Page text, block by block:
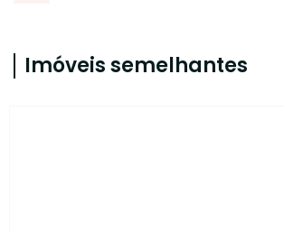
Imóveis semelhantes